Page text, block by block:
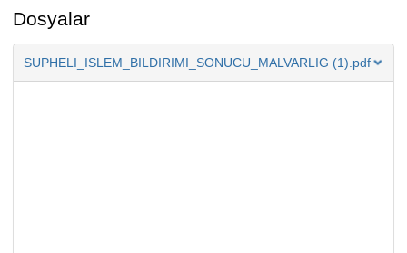
Dosyalar
SUPHELI_ISLEM_BILDIRIMI_SONUCU_MALVARLIG (1).pdf